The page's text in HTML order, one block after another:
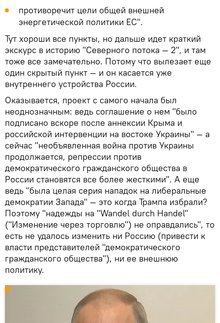
противоречит цели общей внешней
энергетической политики ЕС".
Тут хороши все пункты, но дальше идет краткий
экскурс в историю "Северного потока — 2", и там
тоже все замечательно. Потому что вылезает еще
один скрытый пункт — и он касается уже
внутреннего устройства России.
Оказывается, проект с самого начала был
неоднозначным: ведь соглашение о нем "было
подписано вскоре после аннексии Крыма и
российской интервенции на востоке Украины" — а
сейчас "необъявленная война против Украины
продолжается, репрессии против
демократического гражданского общества в
России становятся все более жесткими". А еще
ведь "была целая серия нападок на либеральные
демократии Запада" — это когда Трампа избрали?
Поэтому "надежды на "Wandel durch Handel"
("Изменение через торговлю") не оправдались", то
есть не удалось изменить ни Россию (привести к
власти представителей "демократического
гражданского общества"), ни ее внешнюю
политику.